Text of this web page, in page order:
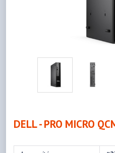
DELL - PRO MICRO